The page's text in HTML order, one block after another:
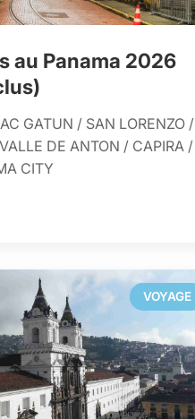
au Panama 2026
GATUN / SAN LORENZO /
DE ANTON / CAPIRA /
CITY
VOYAGE